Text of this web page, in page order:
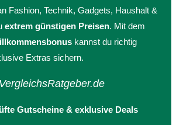
Fashion, Technik, Gadgets, Haushalt &
extrem günstigen Preisen. Mit dem
kannst du richtig
Extras sichern.
Gutscheine & exklusive Deals